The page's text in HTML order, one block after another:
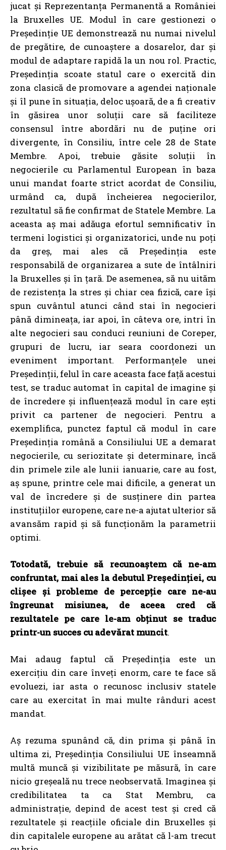
jucat și Reprezentanța Permanentă a României
la Bruxelles UE. Modul în care gestionezi o
Președinție UE demonstrează nu numai nivelul
de pregătire, de cunoaștere a dosarelor, dar și
modul de adaptare rapidă la un nou rol. Practic,
Președinția scoate statul care o exercită din
zona clasică de promovare a agendei naționale
și îl pune în situația, deloc ușoară, de a fi creativ
în găsirea unor soluții care să faciliteze
consensul între abordări nu de puține ori
divergente, în Consiliu, între cele 28 de State
Membre. Apoi, trebuie găsite soluții în
negocierile cu Parlamentul European în baza
unui mandat foarte strict acordat de Consiliu,
urmând ca, după încheierea negocierilor,
rezultatul să fie confirmat de Statele Membre. La
aceasta aș mai adăuga efortul semnificativ în
termeni logistici și organizatorici, unde nu poți
da greș, mai ales că Președinția este
responsabilă de organizarea a sute de întâlniri
la Bruxelles și în țară. De asemenea, să nu uităm
de rezistența la stres și chiar cea fizică, care își
spun cuvântul atunci când stai în negocieri
până dimineața, iar apoi, în câteva ore, intri în
alte negocieri sau conduci reuniuni de Coreper,
grupuri de lucru, iar seara coordonezi un
eveniment important. Performanțele unei
Președinții, felul în care aceasta face față acestui
test, se traduc automat în capital de imagine și
de încredere și influențează modul în care ești
privit ca partener de negocieri. Pentru a
exemplifica, punctez faptul că modul în care
Președinția română a Consiliului UE a demarat
negocierile, cu seriozitate și determinare, încă
din primele zile ale lunii ianuarie, care au fost,
aș spune, printre cele mai dificile, a generat un
val de încredere și de susținere din partea
instituțiilor europene, care ne-a ajutat ulterior să
avansăm rapid și să funcționăm la parametrii
optimi.
Totodată, trebuie să recunoaștem că ne-am
confruntat, mai ales la debutul Președinției, cu
clișee și probleme de percepție care ne-au
îngreunat misiunea, de aceea cred că
rezultatele pe care le-am obținut se traduc
printr-un succes cu adevărat muncit.
Mai adaug faptul că Președinția este un
exercițiu din care înveți enorm, care te face să
evoluezi, iar asta o recunosc inclusiv statele
care au exercitat în mai multe rânduri acest
mandat.
Aș rezuma spunând că, din prima și până în
ultima zi, Președinția Consiliului UE înseamnă
multă muncă și vizibilitate pe măsură, în care
nicio greșeală nu trece neobservată. Imaginea și
credibilitatea ta ca Stat Membru, ca
administrație, depind de acest test și cred că
rezultatele și reacțiile oficiale din Bruxelles și
din capitalele europene au arătat că l-am trecut